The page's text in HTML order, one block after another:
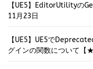
【UE5】EditorUtilityの
11月23日
【UE5】UE5で
グインの関数について【